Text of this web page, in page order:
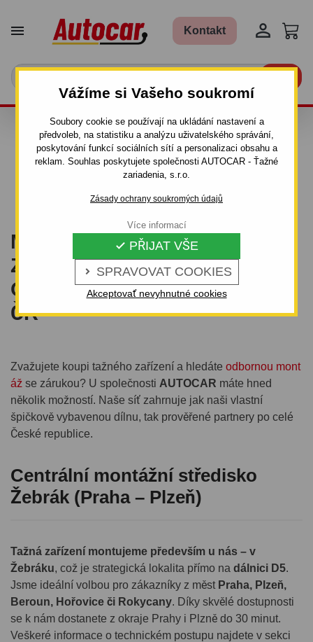
Vážíme si Vašeho soukromí
Soubory cookie se používají na ukládání nastavení a
předvoleb, na statistiku a analýzu uživatelského správání,
poskytování funkcí sociálních sítí a personalizaci obsahu a
reklam. Souhlas poskytujete společnosti AUTOCAR - Ťažné
zariadenia, s.r.o.
Zásady ochrany soukromých údajů
 SPRAVOVAT COOKIES
 PŘIJAT VŠE
Akceptovať nevyhnutné cookies
Více informací
 Kontakt 
SEZNAM MONTÁŽNÍCH
STŘEDISEK TAŽNÝCH
ZAŘÍZENÍ
MONTÁŽ TAŽNÉHO
ZAŘÍZENÍ: SEZNAM
ODBORNÝCH STŘEDISEK V
ČR
Zvažujete koupi tažného zařízení a hledáte odbornou mont
áž se zárukou? U společnosti AUTOCAR máte hned
několik možností. Naše síť zahrnuje jak naši vlastní
špičkově vybavenou dílnu, tak prověřené partnery po celé
České republice.
Centrální montážní středisko
Žebrák (Praha – Plzeň)
Tažná zařízení montujeme především u nás – v
Žebráku, což je strategická lokalita přímo na dálnici D5.
Jsme ideální volbou pro zákazníky z měst Praha, Plzeň,
Beroun, Hořovice či Rokycany. Díky skvělé dostupnosti
se k nám dostanete z okraje Prahy i Plzně do 30 minut.
Veškeré informace o technickém postupu najdete v sekci